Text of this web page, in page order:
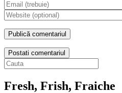
Postati comentariul
Fresh, Frish, Fraiche